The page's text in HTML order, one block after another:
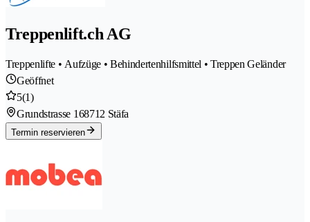
Treppenlift.ch AG
Treppenlifte • Aufzüge • Behindertenhilfsmittel • Treppen Geländer
Geöffnet
5(1)
Grundstrasse 168712 Stäfa
Termin reservieren